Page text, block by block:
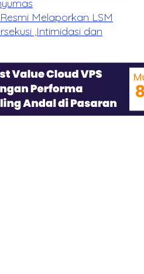
Melaporkan LSM
,Intimidasi dan